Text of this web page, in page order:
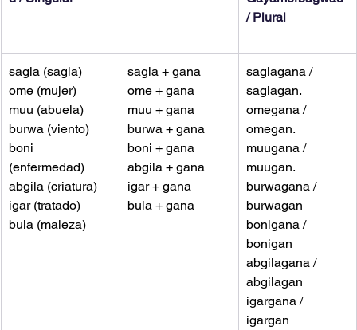
/ Plural
sagla (sagla)
ome (mujer)
muu (abuela)
burwa (viento)
boni
(enfermedad)
abgila (criatura)
igar (tratado)
bula (maleza)
sagla + gana
ome + gana
muu + gana
burwa + gana
boni + gana
abgila + gana
igar + gana
bula + gana
saglagana /
saglagan.
omegana /
omegan.
muugana /
muugan.
burwagana /
burwagan
bonigana /
bonigan
abgilagana /
abgilagan
igargana /
igargan